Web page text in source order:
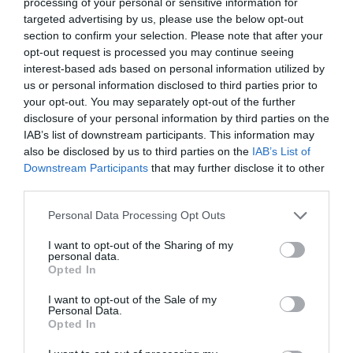
targeted advertising by us, please use the below opt-out
section to confirm your selection. Please note that after your
opt-out request is processed you may continue seeing
interest-based ads based on personal information utilized by
us or personal information disclosed to third parties prior to
your opt-out. You may separately opt-out of the further
disclosure of your personal information by third parties on the
IAB’s list of downstream participants. This information may
also be disclosed by us to third parties on the IAB’s List of
Downstream Participants that may further disclose it to other
Personal Data Processing Opt Outs
I want to opt-out of the Sharing of my
personal data.
Opted In
I want to opt-out of the Sale of my
Personal Data.
Opted In
σύγχρονων σχέσεων.
ΜΗΝ ΧΑΣΕΙΣ!
Γιανγκ Σιουάνγκ-τζι –
«Ταϊβάν: Ημερολόγιο
Ταξιδιού»: Το φετινό Διεθνές
Βραβείο Booker κυκλοφορεί
από τις εκδόσεις Βακχικόν
νέο αστυνομικό
Γούλριτς
Όπως ήδη προανέφερα, το “Έρωτας Στα Ψέματα”,
αφηγείται μια ιστορία που σε μεγάλο βαθμό, έχουμε